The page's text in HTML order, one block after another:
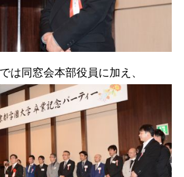
は同窓会本部役員に加え、